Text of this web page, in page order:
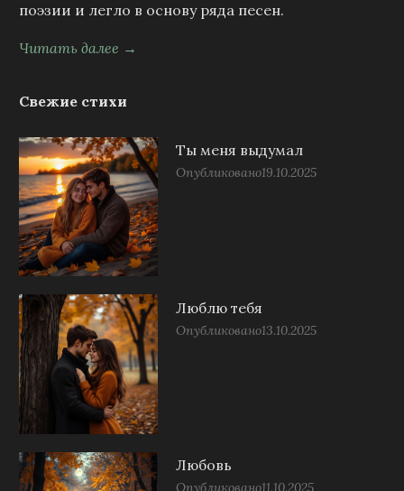
поэзии и легло в основу ряда песен.
Читать далее →
Свежие стихи
Ты меня выдумал
Опубликовано19.10.2025
Люблю тебя
Опубликовано13.10.2025
Любовь
Опубликовано11.10.2025